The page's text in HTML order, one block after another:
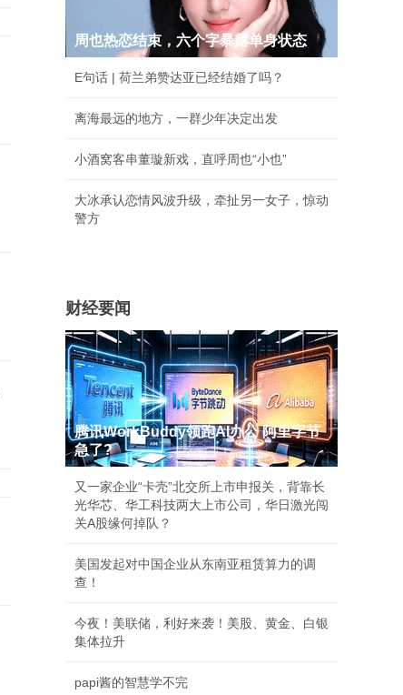
周也热恋结束，六个字暴露单身状态
E句话 | 荷兰弟赞达亚已经结婚了吗？
离海最远的地方，一群少年决定出发
小酒窝客串董璇新戏，直呼周也“小也”
大冰承认恋情风波升级，牵扯另一女子，惊动
警方
财经要闻
腾讯WorkBuddy领跑AI办公 阿里字节
急了?
又一家企业“卡壳”北交所上市申报关，背靠长
光华芯、华工科技两大上市公司，华日激光闯
关A股缘何掉队？
美国发起对中国企业从东南亚租赁算力的调
查！
今夜！美联储，利好来袭！美股、黄金、白银
集体拉升
papi酱的智慧学不完